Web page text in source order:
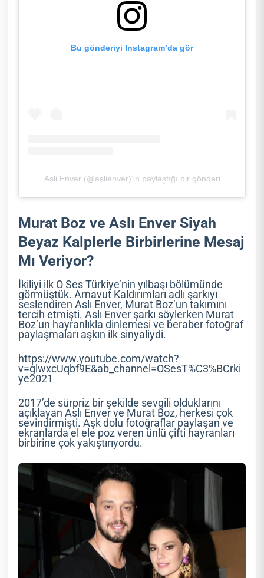
Bu gönderiyi Instagram’da gör
Asli Enver (@aslienver)’in paylaştığı bir gönderi
Murat Boz ve Aslı Enver Siyah
Beyaz Kalplerle Birbirlerine Mesaj
Mı Veriyor?
İkiliyi ilk O Ses Türkiye’nin yılbaşı bölümünde
görmüştük. Arnavut Kaldırımları adlı şarkıyı
seslendiren Aslı Enver, Murat Boz’un takımını
tercih etmişti. Aslı Enver şarkı söylerken Murat
Boz’un hayranlıkla dinlemesi ve beraber fotoğraf
paylaşmaları aşkın ilk sinyaliydi.
https://www.youtube.com/watch?
v=glwxcUqbf9E&ab_channel=OSesT%C3%BCrki
ye2021
2017’de sürpriz bir şekilde sevgili olduklarını
açıklayan Aslı Enver ve Murat Boz, herkesi çok
sevindirmişti. Aşk dolu fotoğraflar paylaşan ve
ekranlarda el ele poz veren ünlü çifti hayranları
birbirine çok yakıştırıyordu.